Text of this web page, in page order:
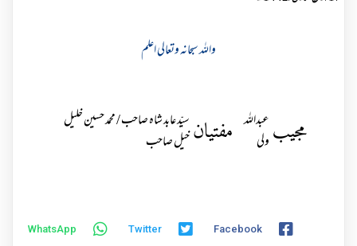
واللہ سبحانہ وتعالی اعلم
مجیب عبداللہ
ولی
مفتیان سیّد عابد شاہ صاحب / محمد حسین خلیل
خیل صاحب
Facebook
Twitter
WhatsApp